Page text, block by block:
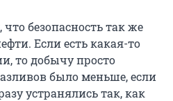
безопасность так же
Если есть какая-то
то добычу просто
было меньше, если
устранялись так, как